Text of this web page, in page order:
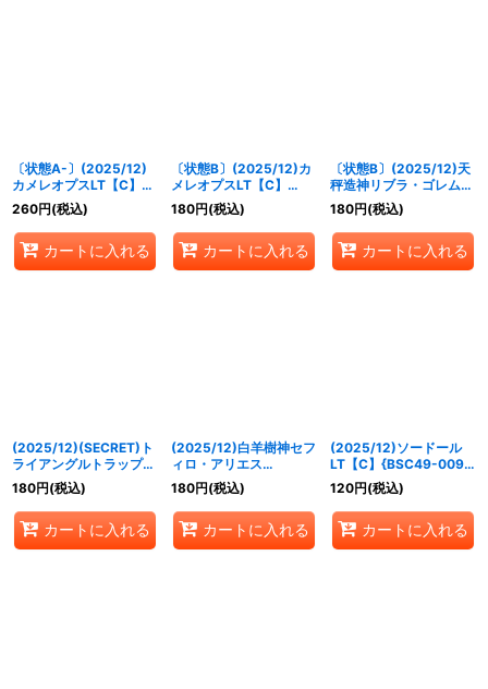
〔状態A-〕(2025/12)
カメレオプスLT【C】
{BSC49-003}《赤》
260円(税込)
カートに入れる
〔状態B〕(2025/12)カ
メレオプスLT【C】
{BSC49-003}《赤》
180円(税込)
カートに入れる
〔状態B〕(2025/12)天
秤造神リブラ・ゴレム
XV【XV】{BSC49-
XV12}《青》
180円(税込)
カートに入れる
(2025/12)(SECRET)ト
ライアングルトラップ
LT【R-SEC】{BSC49-
091}《緑》
180円(税込)
カートに入れる
(2025/12)白羊樹神セフ
ィロ・アリエス
XV【XV】{BSC49-
XV06}《緑》
180円(税込)
カートに入れる
(2025/12)ソードール
LT【C】{BSC49-009}
《紫》
120円(税込)
カートに入れる